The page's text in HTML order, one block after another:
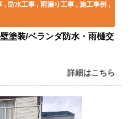
防水工事 雨漏り工事
施工事例
塗装/ベランダ防水・雨樋交
詳細はこちら